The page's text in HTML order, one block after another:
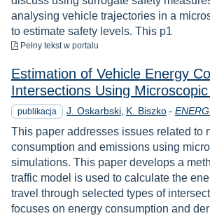
analysing vehicle trajectories in a
to estimate safety levels. This p1
Pełny tekst do pobrania
w portalu
Estimation of Vehicle Energy
Intersections Using
publikacja J. Oskarbski K. Biszko -
This paper addresses issues related to
consumption and emissions using
simulations. This paper develops a
traffic model is used to calculate the
travel through selected types of
focuses on energy consumption and